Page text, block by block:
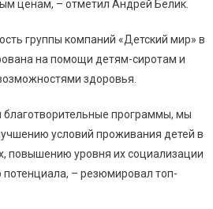
ценам, – отметил Андрей Белик.
группы компаний «Детский мир» в
на помощи детям-сиротам и
здоровья.
благотворительные программы, мы
условий проживания детей в
повышению уровня их социализации
потенциала, – резюмировал топ-